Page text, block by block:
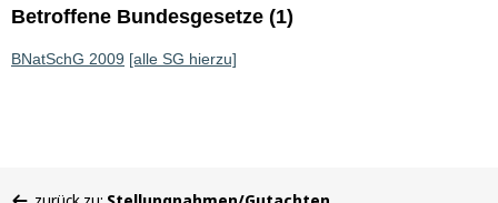
Betroffene Bundesgesetze (1)
BNatSchG 2009 [alle SG hierzu]